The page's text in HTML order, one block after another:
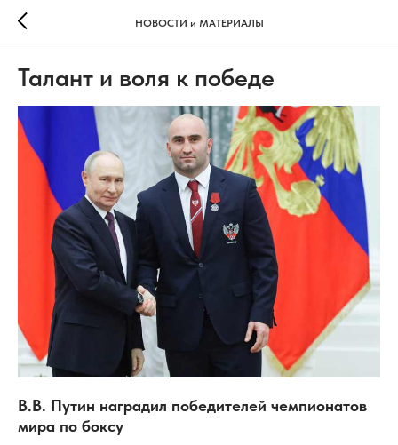
НОВОСТИ и МАТЕРИАЛЫ
Талант и воля к победе
В.В. Путин наградил победителей чемпионатов
мира по боксу